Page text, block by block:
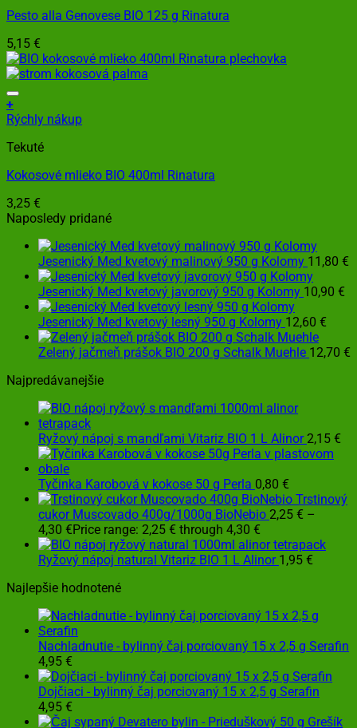
Pesto alla Genovese BIO 125 g Rinatura
5,15 €
+
Rýchly nákup
Tekuté
Kokosové mlieko BIO 400ml Rinatura
3,25 €
Naposledy pridané
Jesenický Med kvetový malinový 950 g Kolomy 11,80 €
Jesenický Med kvetový javorový 950 g Kolomy 10,90 €
Jesenický Med kvetový lesný 950 g Kolomy 12,60 €
Zelený jačmeň prášok BIO 200 g Schalk Muehle 12,70 €
Najpredávanejšie
Ryžový nápoj s mandľami Vitariz BIO 1 L Alinor 2,15 €
Tyčinka Karobová v kokose 50 g Perla 0,80 €
Trstinový
cukor Muscovado 400g/1000g BioNebio 2,25 € –
4,30 €Price range: 2,25 € through 4,30 €
Ryžový nápoj natural Vitariz BIO 1 L Alinor 1,95 €
Najlepšie hodnotené
Nachladnutie - bylinný čaj porciovaný 15 x 2,5 g Serafin
4,95 €
Dojčiaci - bylinný čaj porciovaný 15 x 2,5 g Serafin
4,95 €